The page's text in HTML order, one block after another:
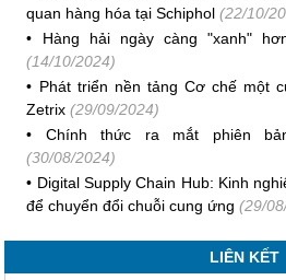
quan hàng hóa tại Schiphol(22/10/
• Hàng hải ngày càng "xanh"
(14/10/2024)
• Phát triển nền tảng Cơ chế một
Zetrix (29/09/2024)
• Chính thức ra mắt phiên
(30/08/2024)
• Digital Supply Chain Hub: Kinh
để chuyển đổi chuỗi cung ứng (29/
LIÊN KẾT